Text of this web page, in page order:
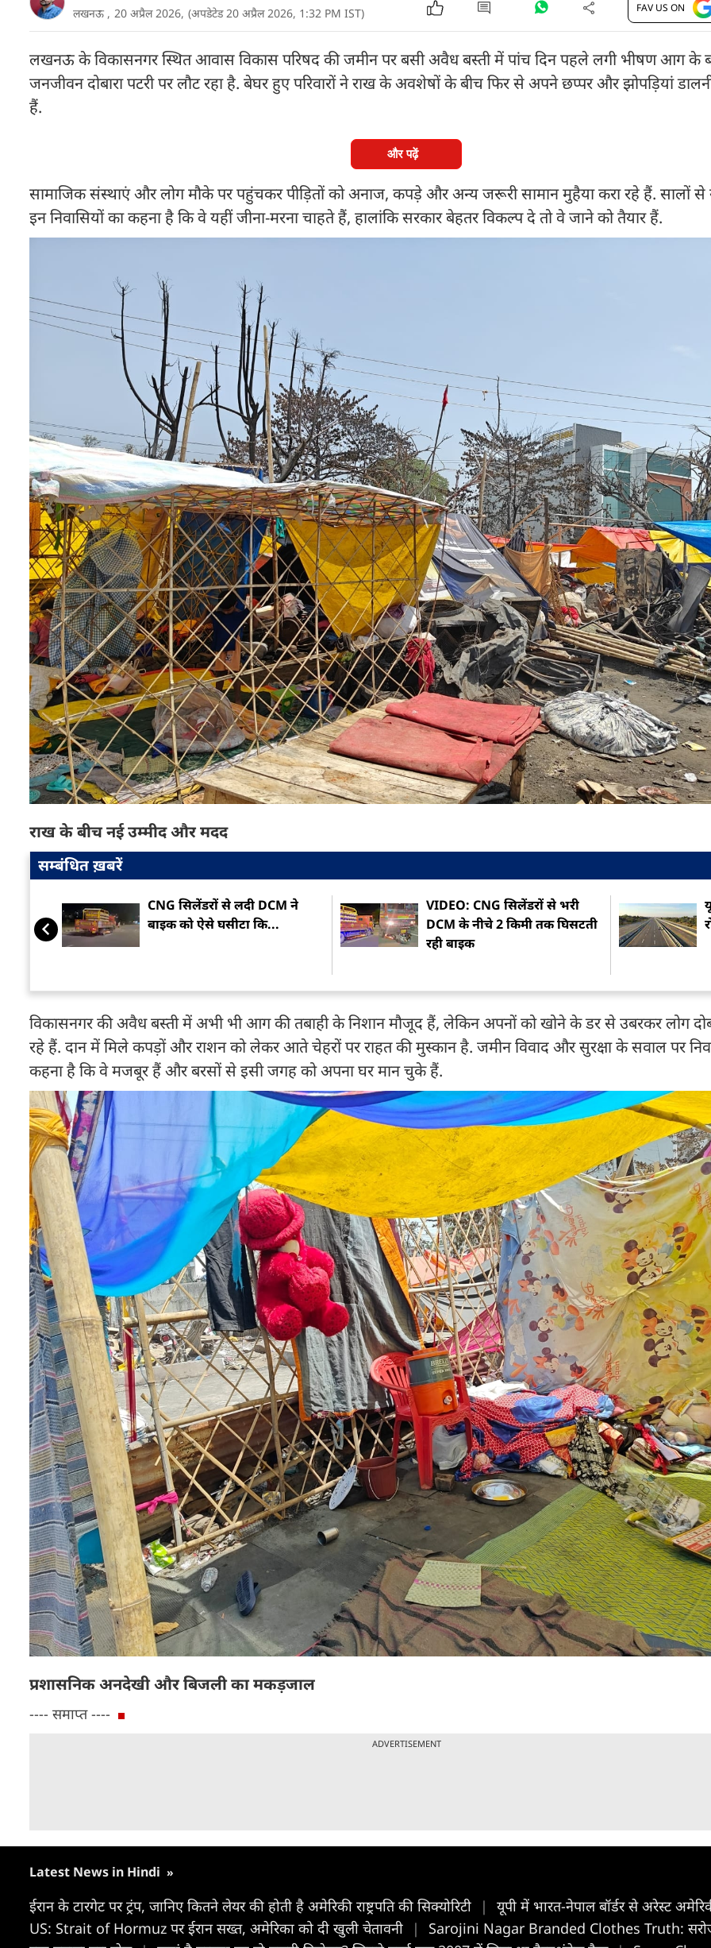
लखनऊ , 20 अप्रैल 2026, (अपडेटेड 20 अप्रैल 2026, 1:32 PM IST) FAV US ON
लखनऊ के विकासनगर स्थित आवास विकास परिषद की जमीन पर बसी अवैध बस्ती में पांच दिन पहले लगी भीषण आग के
जनजीवन दोबारा पटरी पर लौट रहा है. बेघर हुए परिवारों ने राख के अवशेषों के बीच फिर से अपने छप्पर और झोपड़ियां
हैं.
और पढ़ें
सामाजिक संस्थाएं और लोग मौके पर पहुंचकर पीड़ितों को अनाज, कपड़े और अन्य जरूरी सामान मुहैया करा रहे हैं. सालों से
इन निवासियों का कहना है कि वे यहीं जीना-मरना चाहते हैं, हालांकि सरकार बेहतर विकल्प दे तो वे जाने को तैयार हैं.
राख के बीच नई उम्मीद और मदद
सम्बंधित ख़बरें
CNG सिलेंडरों से लदी DCM ने
बाइक को ऐसे घसीटा कि...
VIDEO: CNG सिलेंडरों से भरी
DCM के नीचे 2 किमी तक घिसटती
रही बाइक
विकासनगर की अवैध बस्ती में अभी भी आग की तबाही के निशान मौजूद हैं, लेकिन अपनों को खोने के डर से उबरकर लोग
रहे हैं. दान में मिले कपड़ों और राशन को लेकर आते चेहरों पर राहत की मुस्कान है. जमीन विवाद और सुरक्षा के सवाल पर
कहना है कि वे मजबूर हैं और बरसों से इसी जगह को अपना घर मान चुके हैं.
प्रशासनिक अनदेखी और बिजली का मकड़जाल
---- समाप्त ----
ADVERTISEMENT
Latest News in Hindi »
ईरान के टारगेट पर ट्रंप, जानिए कितने लेयर की होती है अमेरिकी राष्ट्रपति की सिक्योरिटी | यूपी में भारत-नेपाल बॉर्डर से अरेस्ट
US: Strait of Hormuz पर ईरान सख्त, अमेरिका को दी खुली चेतावनी
|
Sarojini Nagar Branded Clothes Truth: